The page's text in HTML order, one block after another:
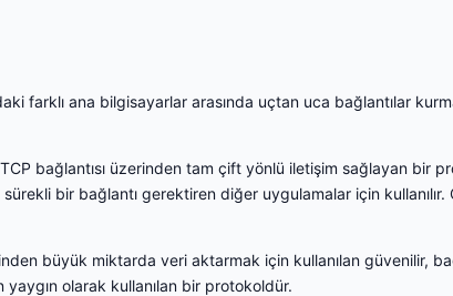
farklı ana bilgisayarlar arasında uçtan uca bağlantılar
bağlantısı üzerinden tam çift yönlü iletişim sağlayan bir
bir bağlantı gerektiren diğer uygulamalar için kullanılır.
büyük miktarda veri aktarmak için kullanılan güvenilir,
olarak kullanılan bir protokoldür.